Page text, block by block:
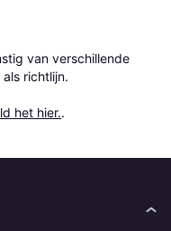
van verschillende
richtlijn.
het hier..